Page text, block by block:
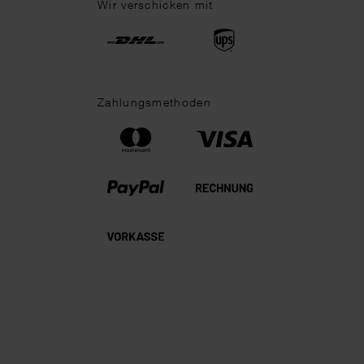
Wir verschicken mit
Zahlungsmethoden